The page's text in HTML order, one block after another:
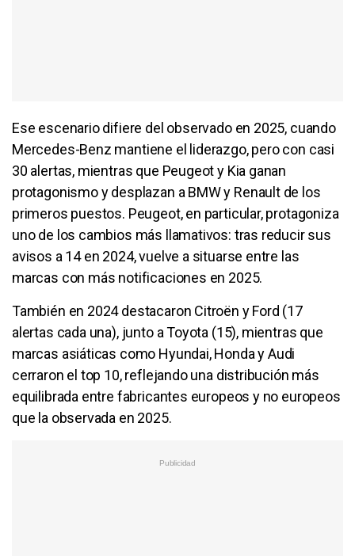
Ese escenario difiere del observado en 2025, cuando
Mercedes-Benz mantiene el liderazgo, pero con casi
30 alertas, mientras que Peugeot y Kia ganan
protagonismo y desplazan a BMW y Renault de los
primeros puestos. Peugeot, en particular, protagoniza
uno de los cambios más llamativos: tras reducir sus
avisos a 14 en 2024, vuelve a situarse entre las
marcas con más notificaciones en 2025.
También en 2024 destacaron Citroën y Ford (17
alertas cada una), junto a Toyota (15), mientras que
marcas asiáticas como Hyundai, Honda y Audi
cerraron el top 10, reflejando una distribución más
equilibrada entre fabricantes europeos y no europeos
que la observada en 2025.